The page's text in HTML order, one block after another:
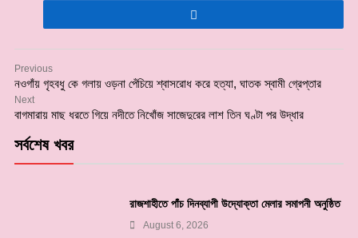
Previous
নওগাঁয় গৃহবধু কে গলায় ওড়না পেঁচিয়ে শ্বাসরোধ করে হত্যা, ঘাতক স্বামী গ্রেপ্তার
Next
বাগমারায় মাছ ধরতে গিয়ে নদীতে নিখোঁজ সাজেদুরের লাশ তিন ঘণ্টা পর উদ্ধার
সর্বশেষ খবর
রাজশাহীতে পাঁচ দিনব্যাপী উদ্যোক্তা মেলার সমাপনী অনুষ্ঠিত
August 6, 2026